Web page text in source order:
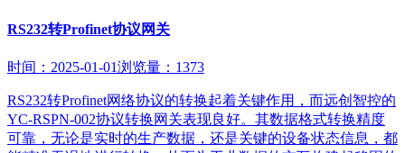
RS232转Profinet协议网关
时间：2025-01-01浏览量：1373
RS232转Profinet网络协议的转换起着关键作用，而远创智控的
YC-RSPN-002协议转换网关表现良好。其数据格式转换精度
可靠，无论是实时的生产数据，还是关键的设备状态信息，都